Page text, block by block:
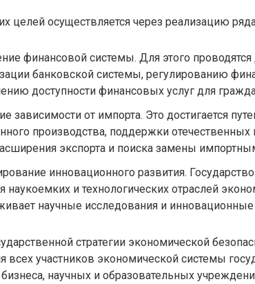
целей осуществляется через реализацию
финансовой системы. Для этого проводятся
банковской системы, регулированию
доступности финансовых услуг для
зависимости от импорта. Это достигается
производства, поддержки отечественных
экспорта и поиска замены
инновационного развития.
наукоемких и технологических отраслей
научные исследования и
стратегии экономической
всех участников экономической системы
бизнеса, научных и образовательных